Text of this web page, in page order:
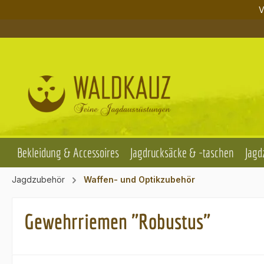
Bekleidung & Accessoires Jagdrucksäcke & -taschen
Jagdzubehör Waffen- und Optikzubehör
Gewehrriemen "Robustus"